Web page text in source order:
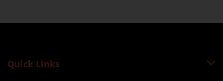
Quick Links